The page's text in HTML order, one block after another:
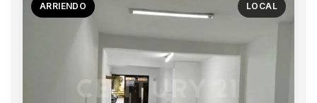
ARRIENDO LOCAL